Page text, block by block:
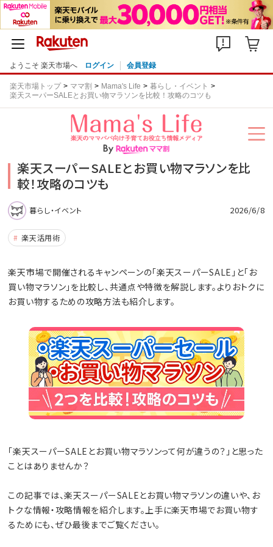
ようこそ 楽天市場へ ログイン 会員登録
楽天市場トップ ママ割 Mama's Life
暮らし・イベント
楽天スーパーSALEとお買い物マラソンを比較！攻略のコツも
楽天スーパーSALEとお買い物マラソンを比
較！攻略のコツも
暮らし・イベント 2026/6/8
楽天活用術
楽天市場で開催されるキャンペーンの「楽天スーパーSALE」と「お
買い物マラソン」を比較し、共通点や特徴を解説します。よりおトクに
お買い物するための攻略方法も紹介します。
「楽天スーパーSALEとお買い物マラソンって何が違うの？」と思った
ことはありませんか？
この記事では、楽天スーパーSALEとお買い物マラソンの違いや、お
トクな情報・攻略情報を紹介します。上手に楽天市場でお買い物す
るためにも、ぜひ最後までご覧ください。